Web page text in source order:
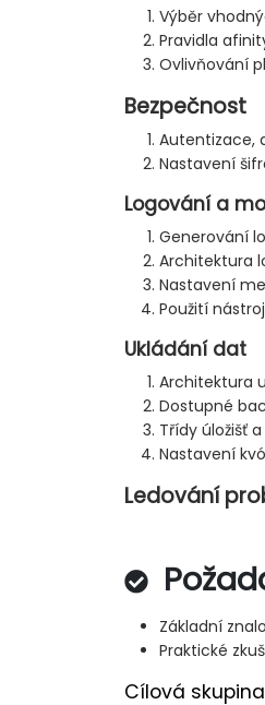
Výběr
Pravidla
Ovlivňování
Bezpečnost
Autentizace,
Nastavení
Logování a
Generování
Architektura
Nastavení
Použití
Ukládání dat
Architektura
Dostupné
Třídy úložišť
Nastavení
Ledování
Základní
Praktické
Cílová skupina